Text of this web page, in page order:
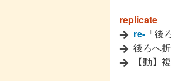
replicate
re- 「後
後ろへ
【動】